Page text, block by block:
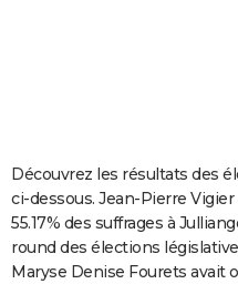
Carte de Noël
Carte Bonne année
Carte Saint-Valentin
Carte Pâques
Carte d'anniversaire
DICTIONNAIRE
Dictionnaire
Biographies
Citations
Expressions
Proverbes
PROGRAMME TV
Découvrez les résultats des
ci-dessous. Jean-Pierre
55.17% des suffrages à
round des élections
Maryse Denise Fourets avait